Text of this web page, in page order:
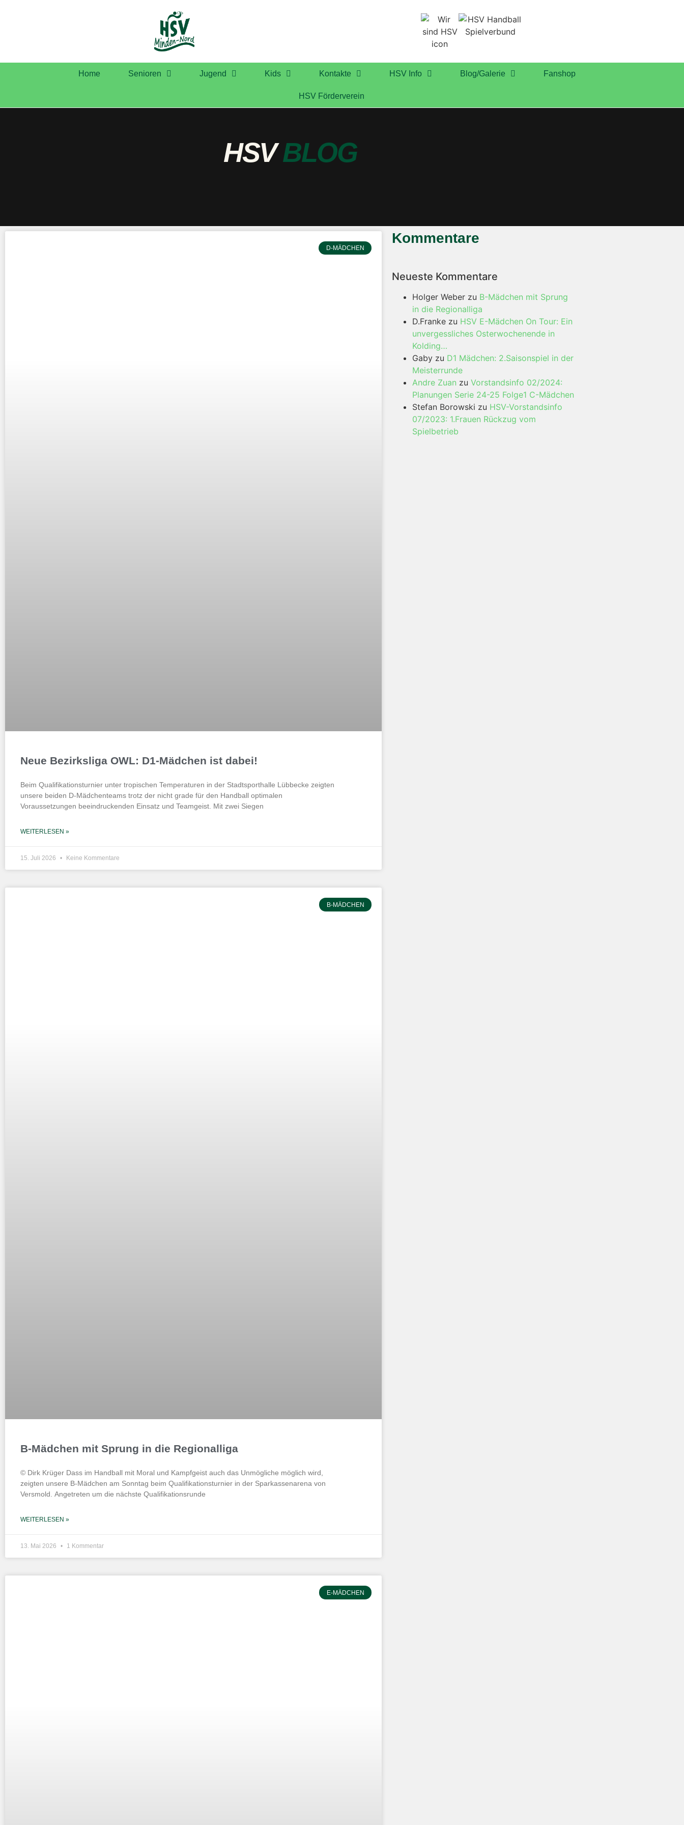
Home Senioren Jugend Kids Kontakte HSV Info Blog/Galerie Fanshop
HSV Förderverein
HSVBLOG
D-MÄDCHEN
Neue Bezirksliga OWL: D1-Mädchen ist dabei!
Beim Qualifikationsturnier unter tropischen Temperaturen in der Stadtsporthalle Lübbecke zeigten
unsere beiden D-Mädchenteams trotz der nicht grade für den Handball optimalen
Voraussetzungen beeindruckenden Einsatz und Teamgeist. Mit zwei Siegen
WEITERLESEN »
15. Juli 2026 Keine Kommentare
B-MÄDCHEN
B-Mädchen mit Sprung in die Regionalliga
© Dirk Krüger Dass im Handball mit Moral und Kampfgeist auch das Unmögliche möglich wird,
zeigten unsere B-Mädchen am Sonntag beim Qualifikationsturnier in der Sparkassenarena von
Versmold. Angetreten um die nächste Qualifikationsrunde
WEITERLESEN »
13. Mai 2026 1 Kommentar
E-MÄDCHEN
Kommentare
Neueste Kommentare
Holger Weberzu B-Mädchen mit Sprung
in die Regionalliga
D.Frankezu HSV E-Mädchen On Tour: Ein
unvergessliches Osterwochenende in
Kolding…
Gabyzu D1 Mädchen: 2.Saisonspiel in der
Meisterrunde
Andre Zuan zu Vorstandsinfo 02/2024:
Planungen Serie 24-25 Folge1 C-Mädchen
Stefan Borowski zu HSV-Vorstandsinfo
07/2023: 1.Frauen Rückzug vom
Spielbetrieb